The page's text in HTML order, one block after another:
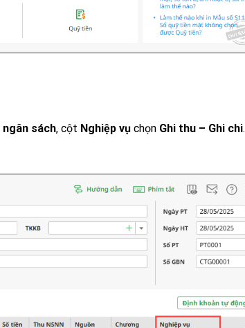
ngân sách, cột Nghiệp vụ chọn Ghi thu – Ghi chi.